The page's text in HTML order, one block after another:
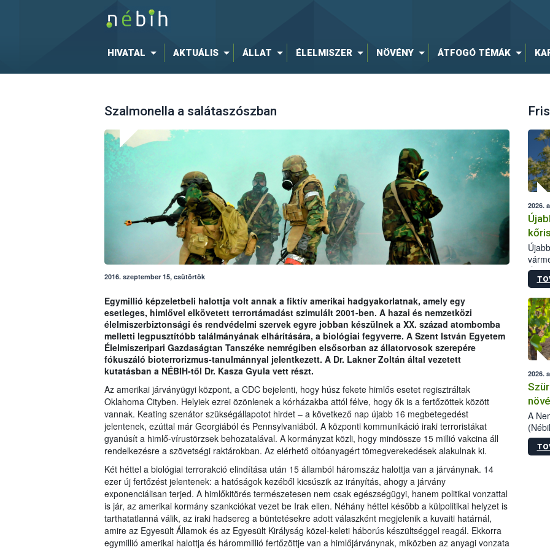
HIVATAL AKTUÁLIS ÁLLAT ÉLELMISZER NÖVÉNY ÁTFOGÓ TÉMÁK
Szalmonella a salátaszószban
2016. szeptember 15, csütörtök
Egymillió képzeletbeli halottja volt annak a fiktív amerikai hadgyakorlatnak, amely egy
esetleges, himlővel elkövetett terrortámadást szimulált 2001-ben. A hazai és nemzetközi
élelmiszerbiztonsági és rendvédelmi szervek egyre jobban készülnek a XX. század atombomba
melletti legpusztítóbb találmányának elhárítására, a biológiai fegyverre. A Szent István Egyetem
Élelmiszeripari Gazdaságtan Tanszéke nemrégiben elsősorban az állatorvosok szerepére
fókuszáló bioterrorizmus-tanulmánnyal jelentkezett. A Dr. Lakner Zoltán által vezetett
kutatásban a NÉBIH-től Dr. Kasza Gyula vett részt.
Az amerikai járványügyi központ, a CDC bejelenti, hogy húsz fekete himlős esetet regisztráltak
Oklahoma Cityben. Helyiek ezrei özönlenek a kórházakba attól félve, hogy ők is a fertőzöttek között
vannak. Keating szenátor szükségállapotot hirdet – a következő nap újabb 16 megbetegedést
jelentenek, ezúttal már Georgiából és Pennsylvaniából. A központi kommunikáció iraki terroristákat
gyanúsít a himlő-vírustörzsek behozatalával. A kormányzat közli, hogy mindössze 15 millió vakcina áll
rendelkezésre a szövetségi raktárokban. Az elérhető oltóanyagért tömegverekedések alakulnak ki.
Két héttel a biológiai terrorakció elindítása után 15 államból háromszáz halottja van a járványnak. 14
ezer új fertőzést jelentenek: a hatóságok kezéből kicsúszik az irányítás, ahogy a járvány
exponenciálisan terjed. A himlőkitörés természetesen nem csak egészségügyi, hanem politikai vonzattal
is jár, az amerikai kormány szankciókat vezet be Irak ellen. Néhány héttel később a külpolitikai helyzet is
tarthatatlanná válik, az iraki hadsereg a büntetésekre adott válaszként megjelenik a kuvaiti határnál,
amire az Egyesült Államok és az Egyesült Királyság közel-keleti háborús készültséggel reagál. Ekkorra
egymillió amerikai halottja és hárommillió fertőzöttje van a himlőjárványnak, miközben az anyagi vonzata
2026.
2026.
A